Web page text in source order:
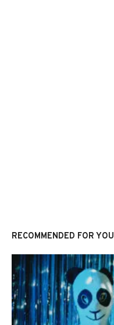
RECOMMENDED FOR YOU